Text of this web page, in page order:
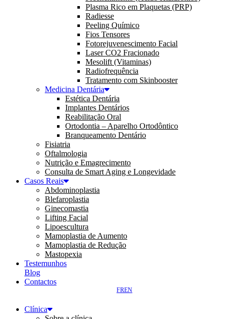
Plasma Rico em Plaquetas (PRP)
Radiesse
Peeling Químico
Fios Tensores
Fotorejuvenescimento Facial
Laser CO2 Fracionado
Mesolift (Vitaminas)
Radiofrequência
Tratamento com Skinbooster
Medicina Dentária
Estética Dentária
Implantes Dentários
Reabilitação Oral
Ortodontia – Aparelho Ortodôntico
Branqueamento Dentário
Fisiatria
Oftalmologia
Nutrição e Emagrecimento
Consulta de Smart Aging e Longevidade
Casos Reais
Abdominoplastia
Blefaroplastia
Ginecomastia
Lifting Facial
Lipoescultura
Mamoplastia de Aumento
Mamoplastia de Redução
Mastopexia
Testemunhos
Blog
Contactos
EN
FR
Clínica